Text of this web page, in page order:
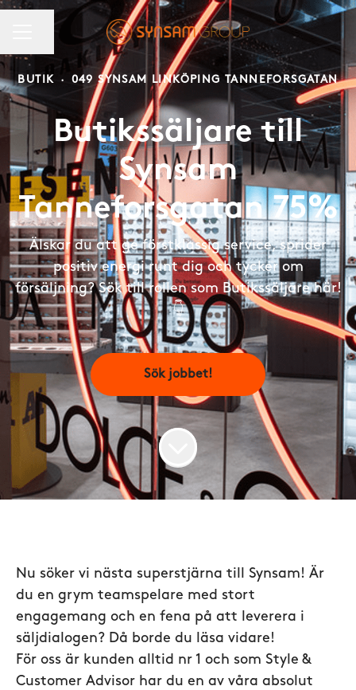
KARRIÄRMENY
Dela sidan
BUTIK · 049 SYNSAM LINKÖPING TANNEFORSGATAN
Butikssäljare till
Synsam
Tanneforsgatan 75%
Älskar du att ge förstklassig service, sprider
positiv energi runt dig och tycker om
försäljning? Sök till rollen som Butikssäljare här!
👇
Sök jobbet!
Nu söker vi nästa superstjärna till Synsam! Är
du en grym teamspelare med stort
engagemang och en fena på att leverera i
säljdialogen? Då borde du läsa vidare!
För oss är kunden alltid nr 1 och som Style &
Customer Advisor har du en av våra absolut